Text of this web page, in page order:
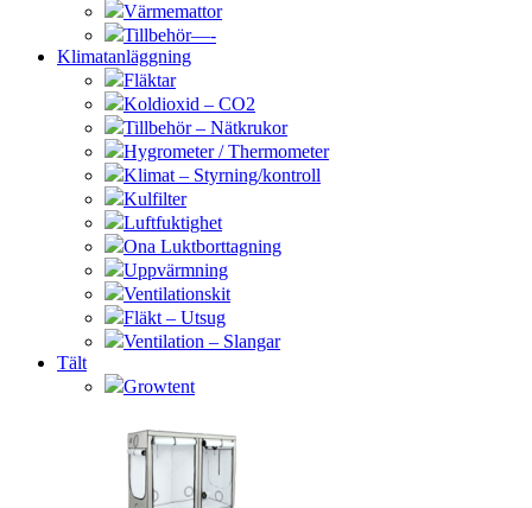
Värmemattor
Tillbehör—-
Klimatanläggning
Fläktar
Koldioxid – CO2
Tillbehör – Nätkrukor
Hygrometer / Thermometer
Klimat – Styrning/kontroll
Kulfilter
Luftfuktighet
Ona Luktborttagning
Uppvärmning
Ventilationskit
Fläkt – Utsug
Ventilation – Slangar
Tält
Growtent